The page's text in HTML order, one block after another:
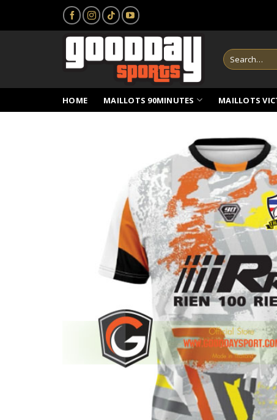
Search
for:
HOME MAILLOTS 90MINUTES MAILLOTS